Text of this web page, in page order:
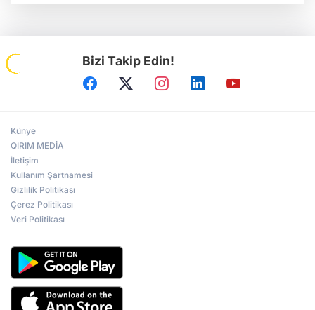
Bizi Takip Edin!
Künye
QIRIM MEDİA
İletişim
Kullanım Şartnamesi
Gizlilik Politikası
Çerez Politikası
Veri Politikası